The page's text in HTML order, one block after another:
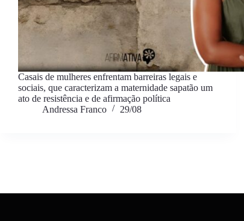
Casais de mulheres enfrentam barreiras legais e
sociais, que caracterizam a maternidade sapatão um
ato de resistência e de afirmação política
Andressa Franco
29/08